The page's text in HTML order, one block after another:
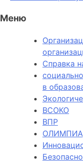
Меню
Справка
в
ВСОКО
ВПР